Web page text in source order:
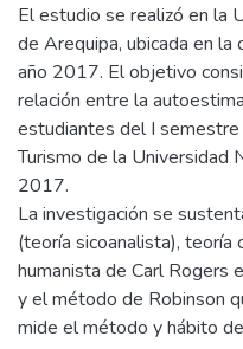
El estudio se realizó en la
de Arequipa, ubicada en
año 2017. El objetivo
relación entre la
estudiantes del I
Turismo de la Universidad
2017.
La investigación se
(teoría sicoanalista),
humanista de Carl Rogers
y el método de Robinson
mide el método y hábito